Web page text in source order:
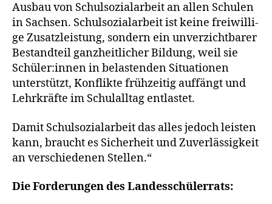
Ausbau von Schulsozialarbeit an allen Schulen
in Sachsen. Schulsozialarbeit ist kei­ne frei­wil­li­
ge Zusatzleistung, son­dern ein unver­zicht­ba­rer
Bestandteil ganz­heit­li­cher Bildung, weil sie
Schüler:innen in belas­ten­den Situationen
unter­stützt, Konflikte früh­zei­tig auf­fängt und
Lehrkräfte im Schulalltag entlastet.
Damit Schulsozialarbeit das alles jedoch leis­ten
kann, braucht es Sicherheit und Zuverlässigkeit
an ver­schie­de­nen Stellen.“
Die Forderungen des Landesschülerrats: